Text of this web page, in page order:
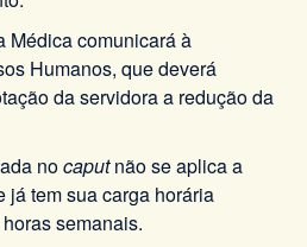
Médica comunicará à
Humanos, que deverá
da servidora a redução da
nocaputnão se aplica a
já tem sua carga horária
semanais.